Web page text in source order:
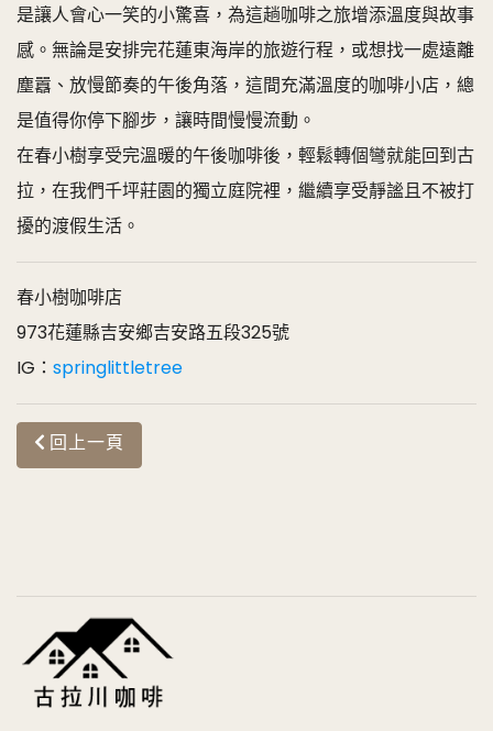
是讓人會心一笑的小驚喜，為這趟咖啡之旅增添溫度與故事
感。無論是安排完花蓮東海岸的旅遊行程，或想找一處遠離
塵囂、放慢節奏的午後角落，這間充滿溫度的咖啡小店，總
是值得你停下腳步，讓時間慢慢流動。
在春小樹享受完溫暖的午後咖啡後，輕鬆轉個彎就能回到古
拉，在我們千坪莊園的獨立庭院裡，繼續享受靜謐且不被打
擾的渡假生活。
春小樹咖啡店
973花蓮縣吉安鄉吉安路五段325號
IG： springlittletree
回上一頁